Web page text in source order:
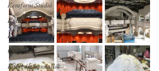
Keraform Stúdió
Kültéri dézsák
Kerámia feliratok
Címerek
Kályhák, kandallók